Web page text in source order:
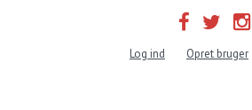
Log ind Opret bruger